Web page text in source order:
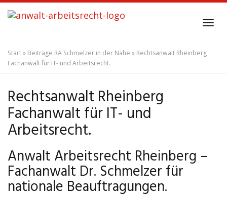
Skip
to
content
Start» Beiträge RA Schmelzer in der Nähe » Rechtsanwalt Rheinberg
Fachanwalt für IT- und Arbeitsrecht.
Rechtsanwalt Rheinberg
Fachanwalt für IT- und
Arbeitsrecht.
Anwalt Arbeitsrecht Rheinberg –
Fachanwalt Dr. Schmelzer für
nationale Beauftragungen.